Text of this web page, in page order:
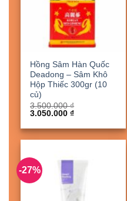
Hồng Sâm Hàn Quốc
Deadong – Sâm Khô
Hộp Thiếc 300gr (10
củ)
3.500.000₫
Giá
là:
3.500.000 ₫.
3.050.000₫Giá
tại
là:
-27%